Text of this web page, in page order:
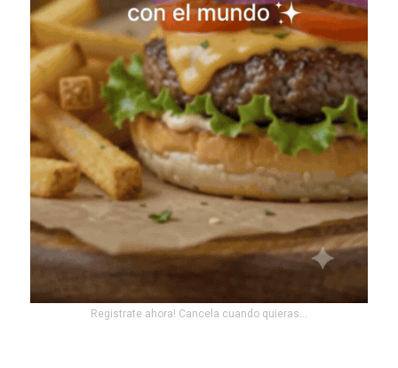
Registrate ahora! Cancela cuando quieras...